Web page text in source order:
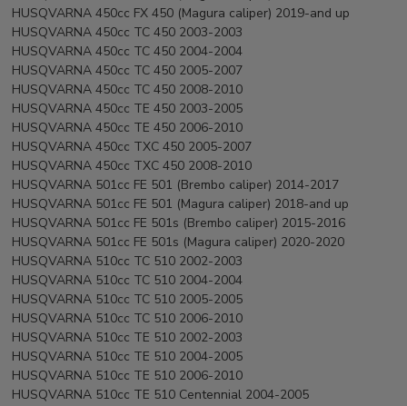
HUSQVARNA 450cc FX 450 (Magura caliper) 2019-and up
HUSQVARNA 450cc TC 450 2003-2003
HUSQVARNA 450cc TC 450 2004-2004
HUSQVARNA 450cc TC 450 2005-2007
HUSQVARNA 450cc TC 450 2008-2010
HUSQVARNA 450cc TE 450 2003-2005
HUSQVARNA 450cc TE 450 2006-2010
HUSQVARNA 450cc TXC 450 2005-2007
HUSQVARNA 450cc TXC 450 2008-2010
HUSQVARNA 501cc FE 501 (Brembo caliper) 2014-2017
HUSQVARNA 501cc FE 501 (Magura caliper) 2018-and up
HUSQVARNA 501cc FE 501s (Brembo caliper) 2015-2016
HUSQVARNA 501cc FE 501s (Magura caliper) 2020-2020
HUSQVARNA 510cc TC 510 2002-2003
HUSQVARNA 510cc TC 510 2004-2004
HUSQVARNA 510cc TC 510 2005-2005
HUSQVARNA 510cc TC 510 2006-2010
HUSQVARNA 510cc TE 510 2002-2003
HUSQVARNA 510cc TE 510 2004-2005
HUSQVARNA 510cc TE 510 2006-2010
HUSQVARNA 510cc TE 510 Centennial 2004-2005